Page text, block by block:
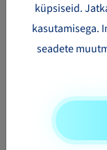
Bulgaariasse
Hispaaniasse
küpsiseid.
kasutamisega.
seadete